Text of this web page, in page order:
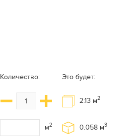
Количество:
м2
Это будет:
2.13 м2
0.058 м3